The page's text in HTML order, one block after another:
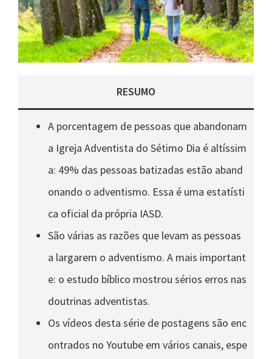
RESUMO
A porcentagem de pessoas que abandonam
a Igreja Adventista do Sétimo Dia é altíssim
a: 49% das pessoas batizadas estão aband
onando o adventismo. Essa é uma estatísti
ca oficial da própria IASD.
São várias as razões que levam as pessoas
a largarem o adventismo. A mais important
e: o estudo bíblico mostrou sérios erros nas
doutrinas adventistas.
Os vídeos desta série de postagens são enc
ontrados no Youtube em vários canais, espe